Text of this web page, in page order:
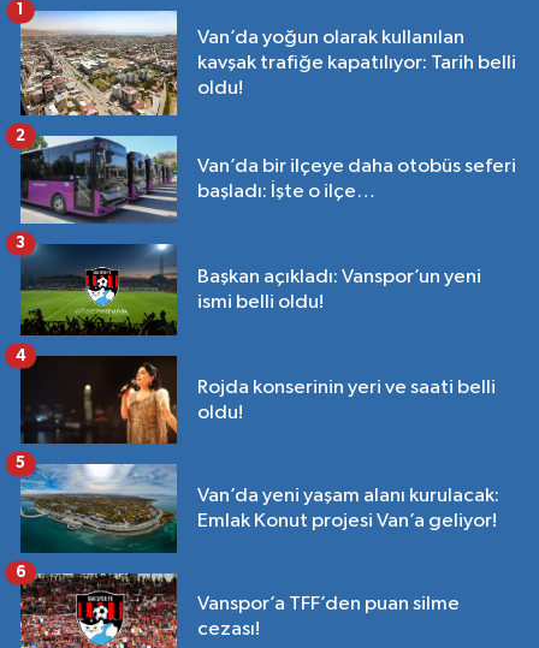
Van’da yoğun olarak kullanılan
kavşak trafiğe kapatılıyor: Tarih belli
oldu!
Van’da bir ilçeye daha otobüs seferi
başladı: İşte o ilçe…
2
Başkan açıkladı: Vanspor’un yeni
ismi belli oldu!
3
Rojda konserinin yeri ve saati belli
oldu!
4
Van’da yeni yaşam alanı kurulacak:
Emlak Konut projesi Van’a geliyor!
5
Vanspor’a TFF’den puan silme
cezası!
6